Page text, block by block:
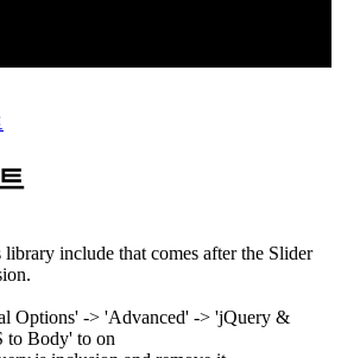
include that comes after the Slider
Options' -> 'Advanced' -> 'jQuery &
to Body' to on